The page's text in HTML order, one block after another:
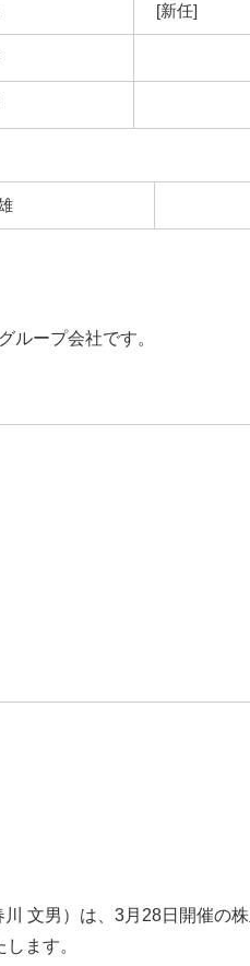
[新任]
ループ会社です。
文男）は、3月28日開催の
ます。